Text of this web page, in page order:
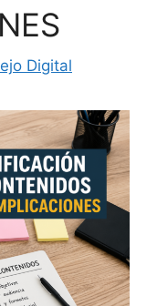
Digital